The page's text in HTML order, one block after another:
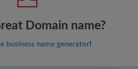
Domain name?
business name generator!